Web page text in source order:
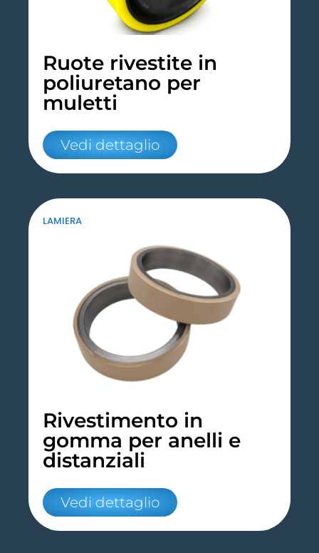
Ruote rivestite in
poliuretano per
muletti
Vedi dettaglio
LAMIERA
Rivestimento in
gomma per anelli e
distanziali
Vedi dettaglio